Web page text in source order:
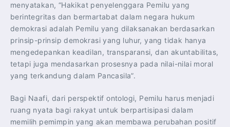
menyatakan, “Hakikat penyelenggara Pemilu yang
berintegritas dan bermartabat dalam negara hukum
demokrasi adalah Pemilu yang dilaksanakan berdasarkan
prinsip-prinsip demokrasi yang luhur, yang tidak hanya
mengedepankan keadilan, transparansi, dan akuntabilitas,
tetapi juga mendasarkan prosesnya pada nilai-nilai moral
yang terkandung dalam Pancasila”.
Bagi Naafi, dari perspektif ontologi, Pemilu harus menjadi
ruang nyata bagi rakyat untuk berpartisipasi dalam
memilih pemimpin yang akan membawa perubahan positif